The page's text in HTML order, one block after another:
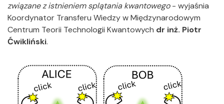
związane z istnieniem splątania kwantowego- wyjaśnia
Koordynator Transferu Wiedzy w Międzynarodowym
Centrum Teorii Technologii Kwantowych dr inż. Piotr
Ćwikliński.